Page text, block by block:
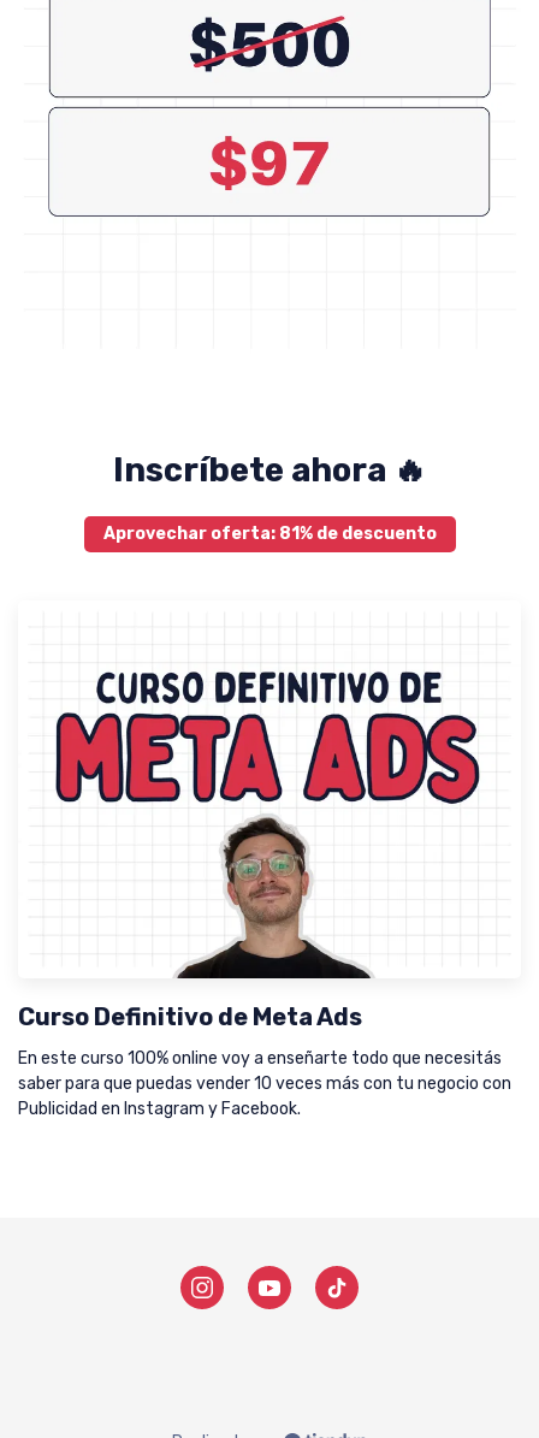
Inscríbete ahora 🔥
Aprovechar oferta: 81% de descuento
Curso Definitivo de Meta Ads
En este curso 100% online voy a enseñarte todo que necesitás
saber para que puedas vender 10 veces más con tu negocio con
Publicidad en Instagram y Facebook.